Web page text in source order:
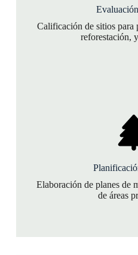
Calificación de sitios para
reforestación,
Elaboración de planes de
de áreas